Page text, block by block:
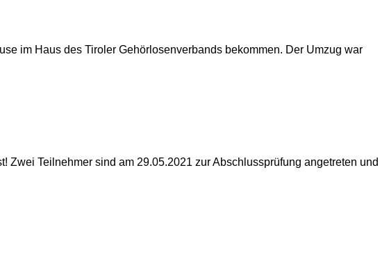
im Haus des Tiroler Gehörlosenverbands bekommen. Der Umzug war
Zwei Teilnehmer sind am 29.05.2021 zur Abschlussprüfung angetreten und